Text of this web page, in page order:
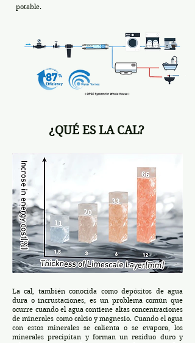
potable.
¿QUÉ ES LA CAL?
La cal, también conocida como depósitos de agua
dura o incrustaciones, es un problema común que
ocurre cuando el agua contiene altas concentraciones
de minerales como calcio y magnesio. Cuando el agua
con estos minerales se calienta o se evapora, los
minerales precipitan y forman un residuo duro y